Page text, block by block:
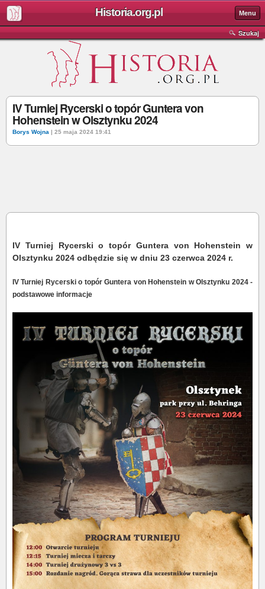
Historia.org.pl Menu
Szukaj
IV Turniej Rycerski o topór Guntera von
Hohenstein w Olsztynku 2024
Borys Wojna | 25 maja 2024 19:41
IV Turniej Rycerski o topór Guntera von Hohenstein w
Olsztynku 2024 odbędzie się w dniu 23 czerwca 2024 r.
IV Turniej Rycerski o topór Guntera von Hohenstein w Olsztynku 2024 -
podstawowe informacje